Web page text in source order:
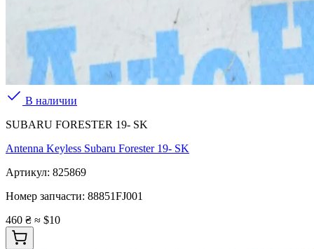
В наличии
SUBARU FORESTER 19- SK
Antenna Keyless Subaru Forester 19- SK
Артикул: 825869
Номер запчасти: 88851FJ001
460 ₴ ≈ $10